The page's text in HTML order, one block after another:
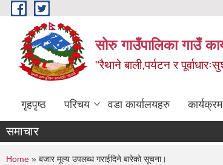
Skip to main content
सोरु गाउँपालिका गाउँ
"रैथाने बाली,पर्यटन र
गृहपृष्ठ परिचय वडा कार्यालयहरु
समाचार
You are here
Home » बजार मूल्य उपलब्ध गराईदिने बारेको सूचना।